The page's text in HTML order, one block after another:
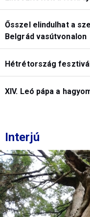
Ősszel elindulhat a
Belgrád vasútvonalon
Hétrétország
XIV. Leó pápa a
Interjú